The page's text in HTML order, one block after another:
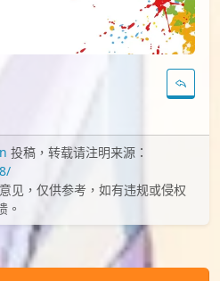
投稿，转载请注明来源：
见，仅供参考，如有违规或侵权
。